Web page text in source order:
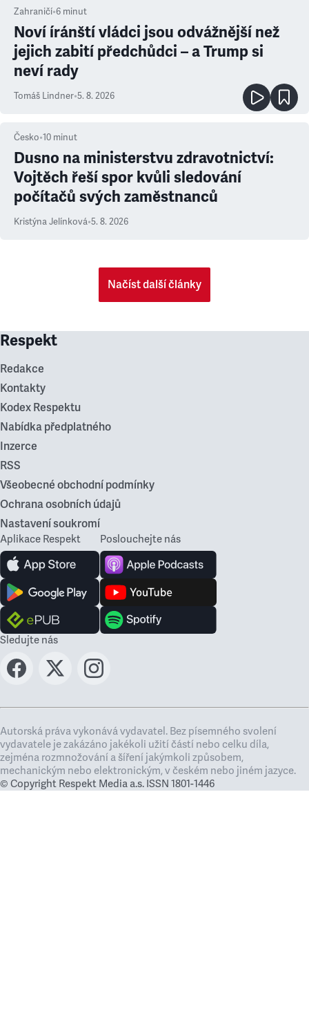
Zahraničí•6 minut
Noví íránští vládci jsou odvážnější než
jejich zabití předchůdci – a Trump si
neví rady
Tomáš Lindner•5. 8. 2026
Česko•10 minut
Dusno na ministerstvu zdravotnictví:
Vojtěch řeší spor kvůli sledování
počítačů svých zaměstnanců
Kristýna Jelínková•5. 8. 2026
Načíst další články
Respekt
Redakce
Kontakty
Kodex Respektu
Nabídka předplatného
Inzerce
RSS
Všeobecné obchodní podmínky
Ochrana osobních údajů
Nastavení soukromí
Aplikace Respekt Poslouchejte nás
Sledujte nás
Autorská práva vykonává vydavatel. Bez písemného svolení
vydavatele je zakázáno jakékoli užití částí nebo celku díla,
zejména rozmnožování a šíření jakýmkoli způsobem,
mechanickým nebo elektronickým, v českém nebo jiném jazyce.
© Copyright Respekt Media a.s. ISSN 1801-1446